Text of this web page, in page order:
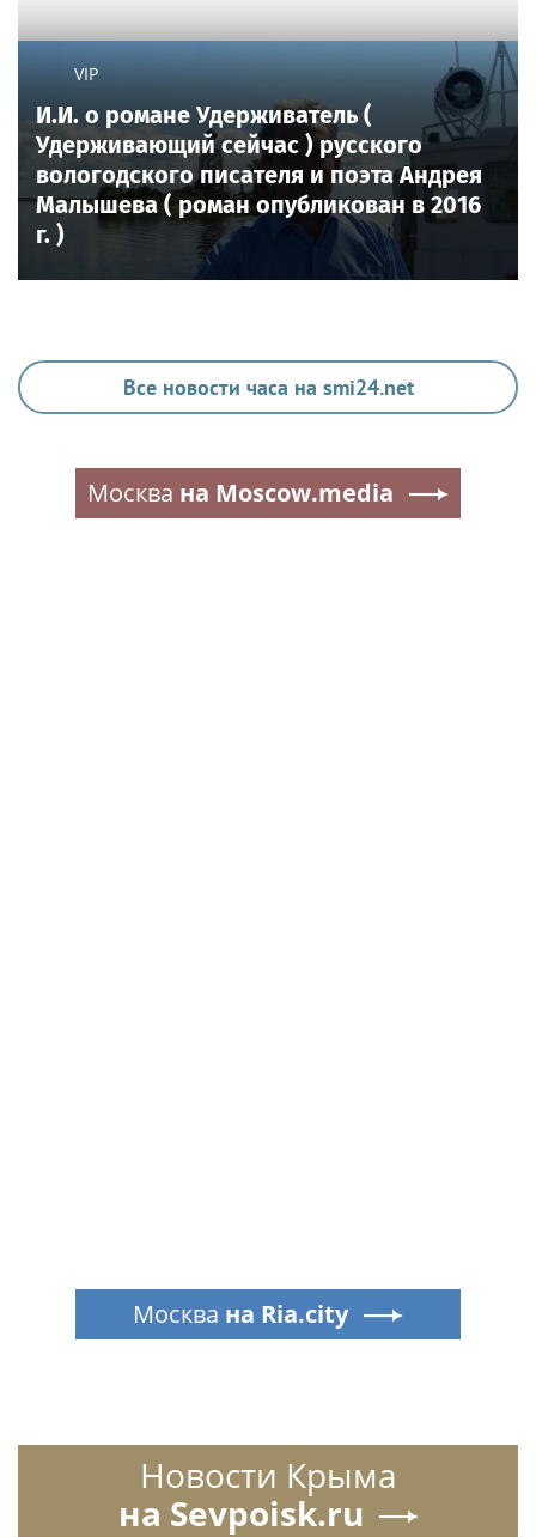
VIP
И.И. о романе Удерживатель (
Удерживающий сейчас ) русского
вологодского писателя и поэта Андрея
Малышева ( роман опубликован в 2016
г. )
Все новости часа на smi24.net
Москва на Moscow.media
Москва на Ria.city
Новости Крыма
на Sevpoisk.ru